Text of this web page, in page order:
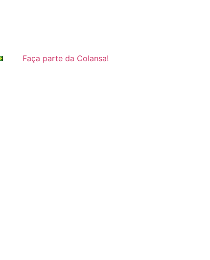
Faça parte da Colansa!